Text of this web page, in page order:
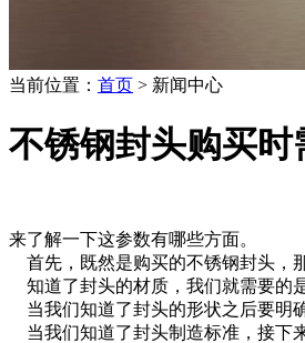
当前位置： 首页 > 新闻中心
不锈钢封头购买
来了解一下这参数有哪些方面。
首先，既然是购买的不锈钢封头，
知道了封头的材质，我们就需要的
当我们知道了封头的形状之后要明
当我们知道了封头制造标准，接下